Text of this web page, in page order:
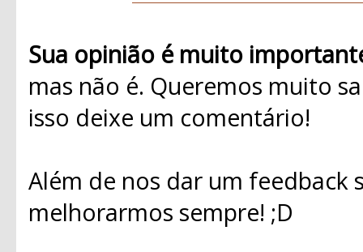
Sua opinião é muito
mas não é. Queremos muito
isso deixe um comentário!
Além de nos dar um
melhorarmos sempre! ;D